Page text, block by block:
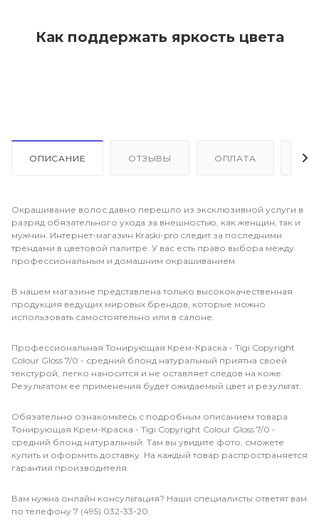
Как поддержать яркость цвета
ОПИСАНИЕ ОТЗЫВЫ ОПЛАТА
Окрашивание волос давно перешло из эксклюзивной услуги в
разряд обязательного ухода за внешностью, как женщин, так и
мужчин. Интернет-магазин Kraski-pro следит за последними
трендами в цветовой палитре. У вас есть право выбора между
профессиональным и домашним окрашиванием.
В нашем магазине представлена только высококачественная
продукция ведущих мировых брендов, которые можно
использовать самостоятельно или в салоне.
Профессиональная Тонирующая Крем-Краска - Tigi Copyright
Сolour Gloss 7/0 - средний блонд натуральный приятна своей
текстурой, легко наносится и не оставляет следов на коже.
Результатом ее применения будет ожидаемый цвет и результат.
Обязательно ознакомьтесь с подробным описанием товара
Тонирующая Крем-Краска - Tigi Copyright Сolour Gloss 7/0 -
средний блонд натуральный. Там вы увидите фото, сможете
купить и оформить доставку. На каждый товар распространяется
гарантия производителя.
Вам нужна онлайн консультация? Наши специалисты ответят вам
по телефону 7 (495) 032-33-20.